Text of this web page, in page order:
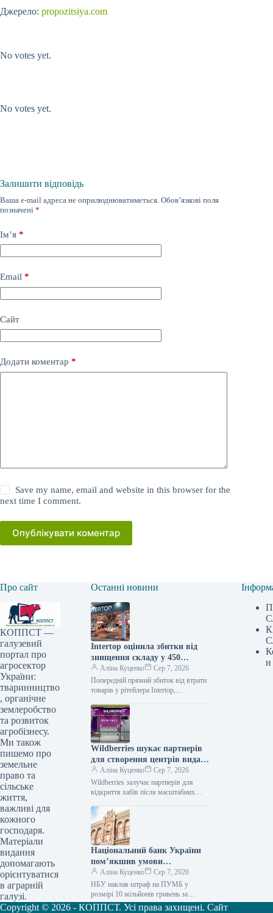
Джерело: propozitsiya.com
No votes yet.
No votes yet.
Залишити відповідь
Ваша e-mail адреса не оприлюднюватиметься. Обов’язкові поля
позначені *
Ім’я *
Email *
Сайт
Додати коментар *
Save my name, email and website in this browser for the
next time I comment.
Опублікувати коментар
Про сайт
КОППСТ —
галузевий
портал про
агросектор
України:
тваринництво
, органічне
землеробство
та розвиток
агробізнесу.
Ми також
пишемо про
земельне
право та
сільське
життя,
важливі для
кожного
господаря.
Матеріали
видання
допомагають
орієнтуватися
в аграрній
галузі.
Останні новини
Intertop оцінила збитки від
знищення складу у 450
мільйонів гривень
Аліна Куценко
Сер 7, 2026
Попередній прямий збиток від втрати
товарів у рітейлера Intertop,
логістичного центру внаслідок
російської атаки, становить 450
мільйонів
Wildberries шукає партнерів
для створення центрів видачі
після атак на складські
приміщення
Аліна Куценко
Сер 7, 2026
Wildberries залучає партнерів для
відкриття хабів після масштабних
рітейлер Wildberries розпочав
експериментальне впровадження нової
Національний банк України
пом’якшив умови
кредитування для
підприємств та
сільгоспвиробників через
російські обстріли.
Аліна Куценко
Сер 7, 2026
НБУ наклав штраф на ПУМБ у
розмірі 10 мільйонів гривень за
недотримання вимог фінансового
и
Copyright © 2026 - КОППСТ. Усі права захищені. Сайт